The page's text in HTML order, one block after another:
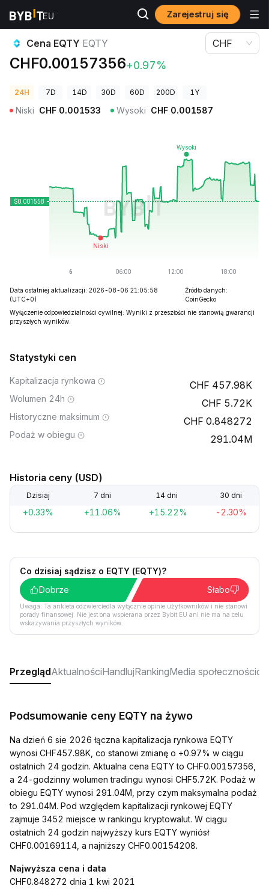
Zarejestruj się
Ceny kryptowalut Cena EQTY EQTY
Cena EQTY EQTY
CHF0.00157356+0.97%
CHF
24H 7D 14D 30D 60D 200D 1Y
Niski CHF 0.001533 Wysoki CHF 0.001587
Data ostatniej aktualizacji: 2026-08-06 21:05:58
(UTC+0)
Źródło danych:
CoinGecko
Wyłączenie odpowiedzialności cywilnej: Wyniki z przeszłości nie stanowią gwarancji
przyszłych wyników.
Statystyki cen
Kapitalizacja rynkowa 457.98K
Wolumen 24h 5.72K
Historyczne maksimum 0.848272
Podaż w obiegu 291.04M
Historia ceny (USD)
Dzisiaj 7 dni 14 dni 30 dni
+0.33% +11.06% +15.22% -2.30%
Co dzisiaj sądzisz o EQTY (EQTY)?
Dobrze
Słabo
Uwaga: Ta ankieta odzwierciedla wyłącznie opinie użytkowników i nie stanowi
porady finansowej. Nie jest ona wspierana przez Bybit EU ani nie ma na celu
wskazywania przyszłych wyników.
PrzeglądAktualnościHandlujRankingMedia
Podsumowanie ceny EQTY na żywo
Na dzień 6 sie 2026 łączna kapitalizacja rynkowa EQTY
wynosi CHF457.98K, co stanowi zmianę o +0.97% w ciągu
ostatnich 24 godzin. Aktualna cena EQTY to CHF0.00157356,
a 24-godzinny wolumen tradingu wynosi CHF5.72K. Podaż w
obiegu EQTY wynosi 291.04M, przy czym maksymalna podaż
to 291.04M. Pod względem kapitalizacji rynkowej EQTY
zajmuje 3452 miejsce w rankingu kryptowalut. W ciągu
ostatnich 24 godzin najwyższy kurs EQTY wyniósł
CHF0.00169114, a najniższy CHF0.00154208.
Najwyższa cena i data
CHF0.848272 dnia 1 kwi 2021